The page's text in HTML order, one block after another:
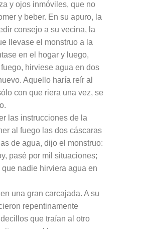
y ojos inmóviles, que no
y beber. En su apuro, la
consejo a su vecina, la
llevase el monstruo a la
en el hogar y luego,
hirviese agua en dos
Aquello haría reír al
con que riera una vez, se
las instrucciones de la
al fuego las dos cáscaras
de agua, dijo el monstruo:
pasé por mil situaciones;
que nadie hirviera agua en
una gran carcajada. A su
repentinamente
que traían al otro